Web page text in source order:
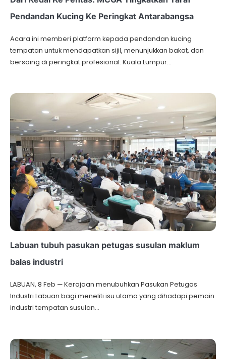
Pendandan Kucing Ke Peringkat Antarabangsa
Acara ini memberi platform kepada pendandan kucing
tempatan untuk mendapatkan sijil, menunjukkan bakat, dan
bersaing di peringkat profesional. Kuala Lumpur…
Labuan tubuh pasukan petugas susulan maklum
balas industri
LABUAN, 8 Feb — Kerajaan menubuhkan Pasukan Petugas
Industri Labuan bagi meneliti isu utama yang dihadapi pemain
industri tempatan susulan…